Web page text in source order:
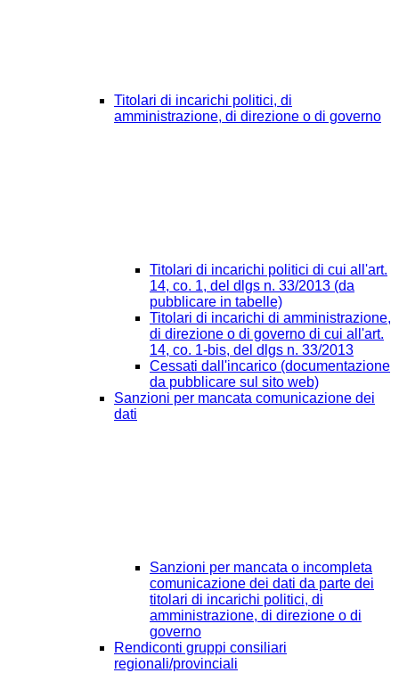
Titolari di incarichi politici, di
amministrazione, di direzione o di governo
Titolari di incarichi politici di cui all'art.
14, co. 1, del dlgs n. 33/2013 (da
pubblicare in tabelle)
Titolari di incarichi di amministrazione,
di direzione o di governo di cui all'art.
14, co. 1-bis, del dlgs n. 33/2013
Cessati dall'incarico (documentazione
da pubblicare sul sito web)
Sanzioni per mancata comunicazione dei
dati
Sanzioni per mancata o incompleta
comunicazione dei dati da parte dei
titolari di incarichi politici, di
amministrazione, di direzione o di
governo
Rendiconti gruppi consiliari
regionali/provinciali